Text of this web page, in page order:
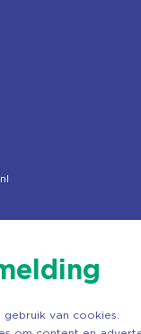
van cookies.